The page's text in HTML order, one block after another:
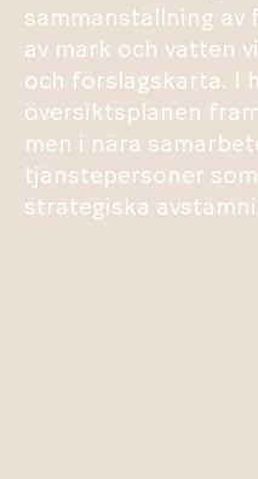
sammanställning av
av mark och vatten
och förslagskarta. I
översiktsplanen
men i nära
tjänstepersoner
strategiska